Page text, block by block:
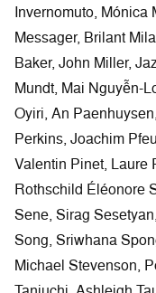
Invernomuto, Mónica
Messager, Brilant
Baker, John Miller,
Mundt, Mai Nguyễn-
Oyiri, An
Perkins, Joachim
Valentin Pinet, Laure
Rothschild Éléonore
Sene, Sirag
Song, Sriwhana
Michael Stevenson,